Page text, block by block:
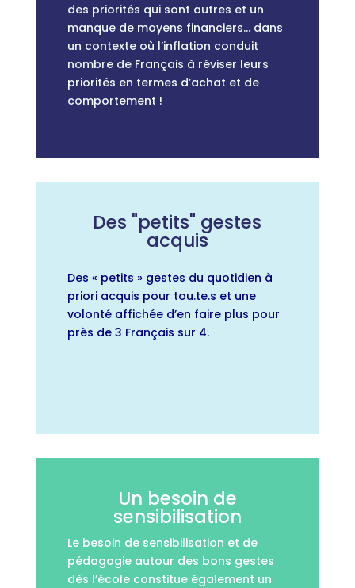
des priorités qui sont autres et un
manque de moyens financiers… dans
un contexte où l’inflation conduit
nombre de Français à réviser leurs
priorités en termes d’achat et de
comportement !
Des "petits" gestes
acquis
Des « petits » gestes du quotidien à
priori acquis pour tou.te.s et une
volonté affichée d’en faire plus pour
près de 3 Français sur 4.
Un besoin de
sensibilisation
Le besoin de sensibilisation et de
pédagogie autour des bons gestes
dès l’école constitue également un